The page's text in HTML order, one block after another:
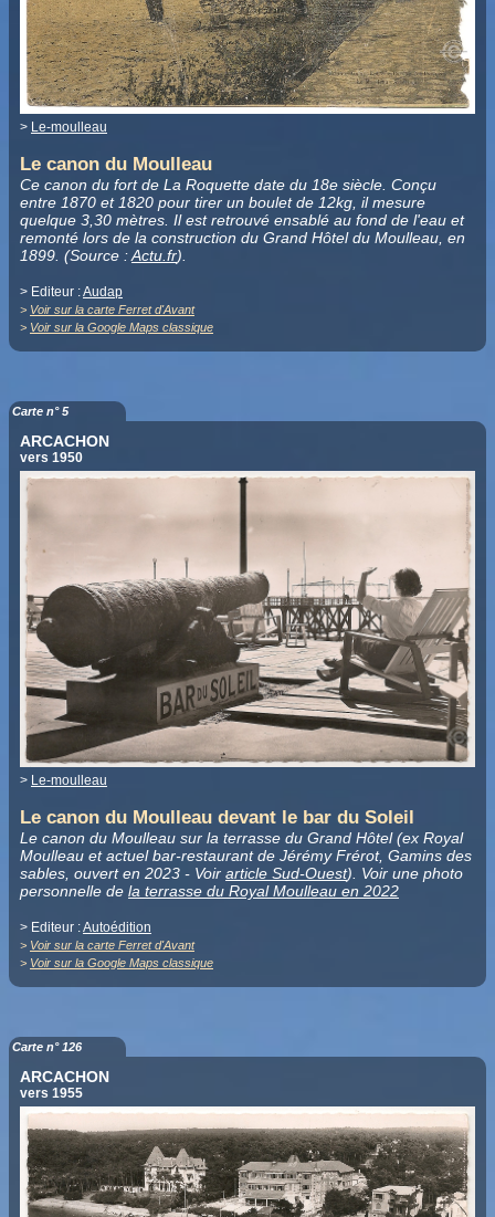
> Le-moulleau
Le canon du Moulleau
Ce canon du fort de La Roquette date du 18e siècle. Conçu
entre 1870 et 1820 pour tirer un boulet de 12kg, il mesure
quelque 3,30 mètres. Il est retrouvé ensablé au fond de l'eau et
remonté lors de la construction du Grand Hôtel du Moulleau, en
1899. (Source :Actu.fr).
> Editeur :Audap
> Voir sur la carte Ferret d'Avant
> Voir sur la Google Maps classique
Carte n° 5
ARCACHON
vers 1950
> Le-moulleau
Le canon du Moulleau devant le bar du Soleil
Le canon du Moulleau sur la terrasse du Grand Hôtel (ex Royal
Moulleau et actuel bar-restaurant de Jérémy Frérot, Gamins des
sables, ouvert en 2023 - Voir article Sud-Ouest). Voir une photo
personnelle de la terrasse du Royal Moulleau en 2022
> Editeur :Autoédition
> Voir sur la carte Ferret d'Avant
> Voir sur la Google Maps classique
Carte n° 126
ARCACHON
vers 1955